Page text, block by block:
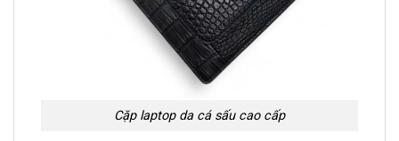
Cặp laptop da cá sấu cao cấp